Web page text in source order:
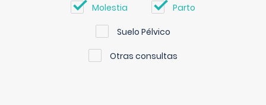
Molestia Parto
Suelo Pélvico
Otras consultas